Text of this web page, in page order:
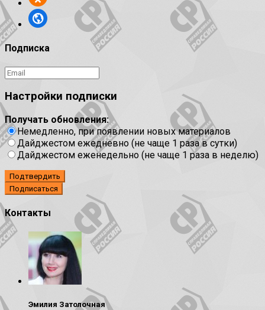
Подписка
Настройки подписки
Получать обновления:
Немедленно, при появлении новых материалов
Дайджестом ежедневно (не чаще 1 раза в сутки)
Дайджестом еженедельно (не чаще 1 раза в неделю)
Подтвердить
Контакты
Эмилия Затолочная